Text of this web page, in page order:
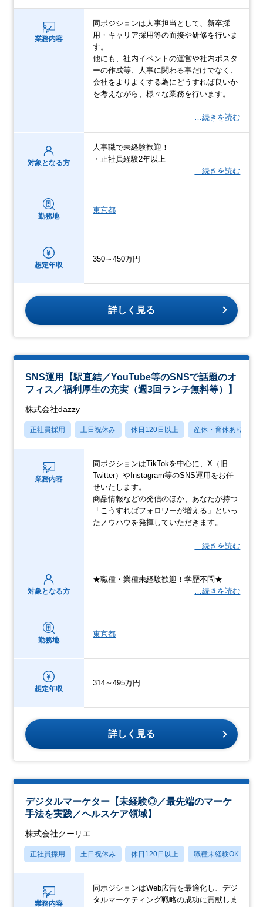
業務内容
同ポジションは人事担当として、新卒採
用・キャリア採用等の面接や研修を行いま
す。
他にも、社内イベントの運営や社内ポスタ
ーの作成等、人事に関わる事だけでなく、
会社をよりよくする為にどうすれば良いか
を考えながら、様々な業務を行います。
…続きを読む
対象となる方
人事職で未経験歓迎！
・正社員経験2年以上
…続きを読む
勤務地
東京都
想定年収
350～450万円
詳しく見る
SNS運用【駅直結／YouTube等のSNSで話題のオ
フィス／福利厚生の充実（週3回ランチ無料等）】
株式会社dazzy
正社員採用 土日祝休み 休日120日以上 産休・育休あり
業務内容
同ポジションはTikTokを中心に、X（旧
Twitter）やInstagram等のSNS運用をお任
せいたします。
商品情報などの発信のほか、あなたが持つ
「こうすればフォロワーが増える」といっ
たノウハウを発揮していただきます。
…続きを読む
対象となる方
★職種・業種未経験歓迎！学歴不問★
…続きを読む
勤務地
東京都
想定年収
314～495万円
詳しく見る
デジタルマーケター【未経験◎／最先端のマーケ
手法を実践／ヘルスケア領域】
株式会社クーリエ
正社員採用 土日祝休み 休日120日以上 職種未経験OK
業務内容
同ポジションはWeb広告を最適化し、デジ
タルマーケティング戦略の成功に貢献しま